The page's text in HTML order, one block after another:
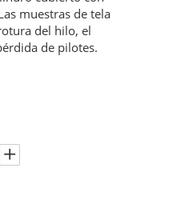
muestras de tela
del hilo, el
de pilotes.